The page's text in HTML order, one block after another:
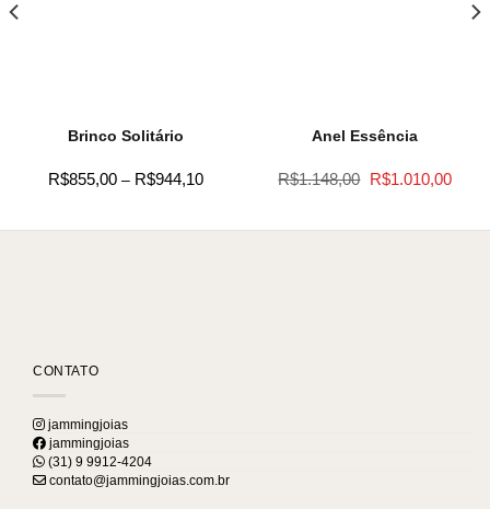
Brinco Solitário
R$855,00 – R$944,10Price
R$944,10
Anel Essência
R$1.148,00
O
preço
R$1.148,00.
R$1.010,00O
CONTATO
jammingjoias
jammingjoias
(31) 9 9912-4204
contato@jammingjoias.com.br